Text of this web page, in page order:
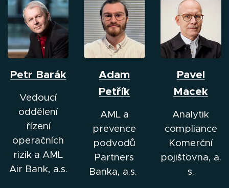
Petr Barák
Vedoucí
oddělení
řízení
operačních
rizik a AML
Air Bank, a.s.
Adam
Petřík
AML a
prevence
podvodů
Partners
Banka, a.s.
Pavel
Macek
Analytik
compliance
Komerční
pojišťovna, a.
s.